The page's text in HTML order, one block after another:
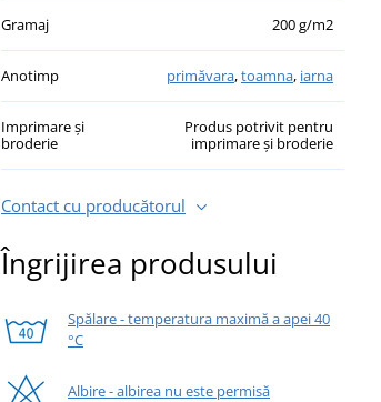
Gramaj 200 g/m2
Anotimp primăvara,toamna, iarna
Imprimare și
broderie
Produs potrivit pentru
imprimare și broderie
Contact cu producătorul
Îngrijirea produsului
Spălare - temperatura maximă a apei 40
°C
Albire - albirea nu este permisă